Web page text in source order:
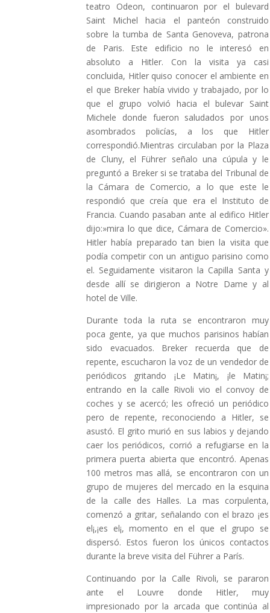
teatro Odeon, continuaron por el bulevard
Saint Michel hacia el panteón construido
sobre la tumba de Santa Genoveva, patrona
de Paris. Este edificio no le interesó en
absoluto a Hitler. Con la visita ya casi
concluida, Hitler quiso conocer el ambiente en
el que Breker había vivido y trabajado, por lo
que el grupo volvió hacia el bulevar Saint
Michele donde fueron saludados por unos
asombrados policías, a los que Hitler
correspondió.Mientras circulaban por la Plaza
de Cluny, el Führer señalo una cúpula y le
preguntó a Breker si se trataba del Tribunal de
la Cámara de Comercio, a lo que este le
respondió que creía que era el Instituto de
Francia. Cuando pasaban ante al edifico Hitler
dijo:»mira lo que dice, Cámara de Comercio».
Hitler había preparado tan bien la visita que
podía competir con un antiguo parisino como
el. Seguidamente visitaron la Capilla Santa y
desde allí se dirigieron a Notre Dame y al
hotel de Ville.
Durante toda la ruta se encontraron muy
poca gente, ya que muchos parisinos habían
sido evacuados. Breker recuerda que de
repente, escucharon la voz de un vendedor de
periódicos gritando ¡Le Matin¡, ¡le Matin¡;
entrando en la calle Rivoli vio el convoy de
coches y se acercó; les ofreció un periódico
pero de repente, reconociendo a Hitler, se
asustó. El grito murió en sus labios y dejando
caer los periódicos, corrió a refugiarse en la
primera puerta abierta que encontró. Apenas
100 metros mas allá, se encontraron con un
grupo de mujeres del mercado en la esquina
de la calle des Halles. La mas corpulenta,
comenzó a gritar, señalando con el brazo ¡es
el¡,¡es el¡, momento en el que el grupo se
dispersó. Estos fueron los únicos contactos
durante la breve visita del Führer a París.
Continuando por la Calle Rivoli, se pararon
ante el Louvre donde Hitler, muy
impresionado por la arcada que continúa al